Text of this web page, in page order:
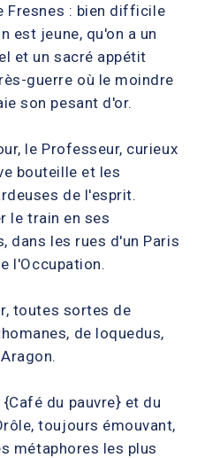
Fresnes : bien difficile
est jeune, qu'on a un
et un sacré appétit
guerre où le moindre
son pesant d'or.
le Professeur, curieux
bouteille et les
de l'esprit.
le train en ses
dans les rues d'un Paris
l'Occupation.
toutes sortes de
de loquedus,
du pauvre} et du
toujours émouvant,
métaphores les plus